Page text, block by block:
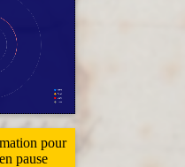
pour
pause